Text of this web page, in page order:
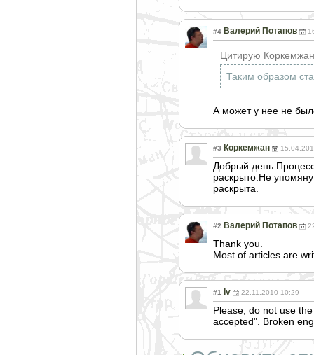
#4 Валерий Потапов
Цитирую
Таким образом
А может у нее не
#3 Коркемжан
Добрый
раскрыто.Не
раскрыта.
#2 Валерий Потапов
Thank you.
Most of articles are
#1 Iv 22.11.2010 10:29
Please, do not use
accepted". Broken